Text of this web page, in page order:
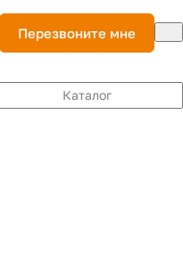
Перезвоните мне
Каталог